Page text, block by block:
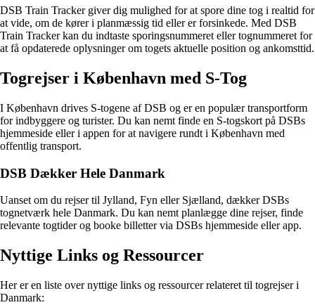
DSB Train Tracker giver dig mulighed for at spore dine tog i realtid for
at vide, om de kører i planmæssig tid eller er forsinkede. Med DSB
Train Tracker kan du indtaste sporingsnummeret eller tognummeret for
at få opdaterede oplysninger om togets aktuelle position og ankomsttid.
Togrejser i København med S-Tog
I København drives S-togene af DSB og er en populær transportform
for indbyggere og turister. Du kan nemt finde en S-togskort på DSBs
hjemmeside eller i appen for at navigere rundt i København med
offentlig transport.
DSB Dækker Hele Danmark
Uanset om du rejser til Jylland, Fyn eller Sjælland, dækker DSBs
tognetværk hele Danmark. Du kan nemt planlægge dine rejser, finde
relevante togtider og booke billetter via DSBs hjemmeside eller app.
Nyttige Links og Ressourcer
Her er en liste over nyttige links og ressourcer relateret til togrejser i
Danmark: